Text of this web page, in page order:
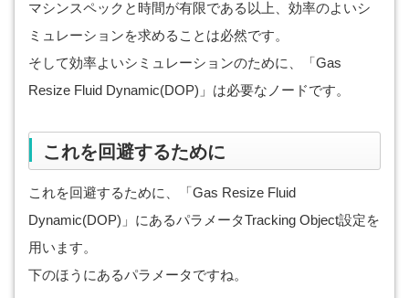
マシンスペックと時間が有限である以上、効率のよいシ
ミュレーションを求めることは必然です。
そして効率よいシミュレーションのために、「Gas
Resize Fluid Dynamic(DOP)」は必要なノードです。
これを回避するために
これを回避するために、「Gas Resize Fluid
Dynamic(DOP)」にあるパラメータTracking Object設定を
用います。
下のほうにあるパラメータですね。